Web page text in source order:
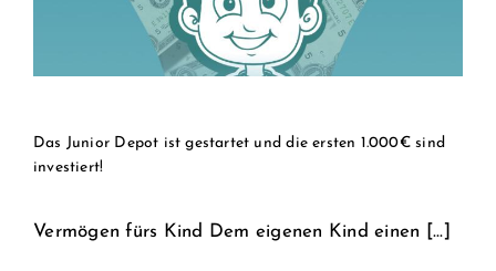
Das Junior Depot ist gestartet und die ersten 1.000€ sind
investiert!
Vermögen fürs Kind Dem eigenen Kind einen [...]